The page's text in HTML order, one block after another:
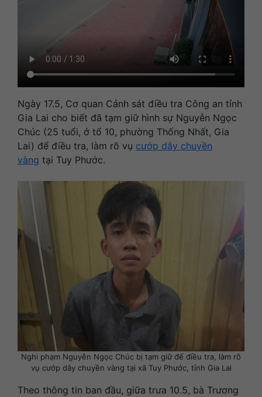
Ngày 17.5, Cơ quan Cảnh sát điều tra Công an tỉnh
Gia Lai cho biết đã tạm giữ hình sự Nguyễn Ngọc
Chúc (25 tuổi, ở tổ 10, phường Thống Nhất, Gia
Lai) để điều tra, làm rõ vụ cướp dây chuyền
vàng tại Tuy Phước.
Nghi phạm Nguyễn Ngọc Chúc bị tạm giữ để điều tra, làm rõ
vụ cướp dây chuyền vàng tại xã Tuy Phước, tỉnh Gia Lai
Theo thông tin ban đầu, giữa trưa 10.5, bà Trương